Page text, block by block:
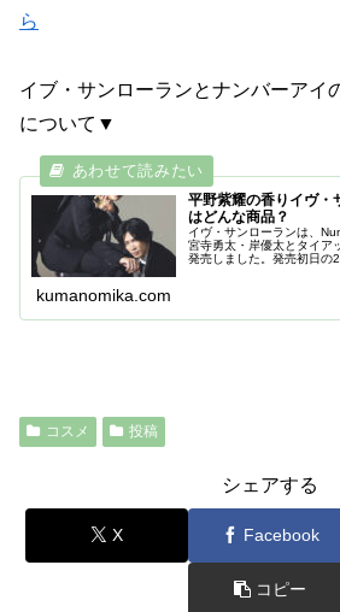
ら
イブ・サンローランとナンバーアイ
について▼
平野紫耀の香りイヴ・
はどんな商品？
イヴ・サンローランは、
宮寺勇太・岸優太とタイア
発売しました。発売初日の
kumanomika.com
コスメ 投稿
シェアする
X Facebook
コピー